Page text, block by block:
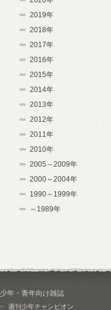
2019年
2018年
2017年
2016年
2015年
2014年
2013年
2012年
2011年
2010年
2005～2009年
2000～2004年
1990～1999年
～1989年
少年・青年向け雑誌
週刊少年チャンピオン